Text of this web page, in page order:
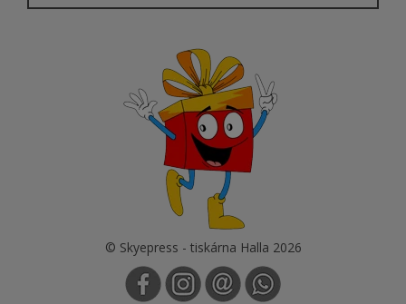
© Skyepress - tiskárna Halla 2026